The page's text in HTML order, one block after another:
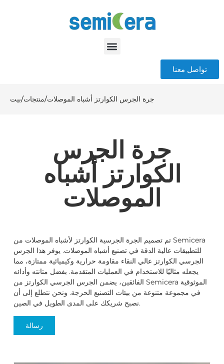
تواصل معنا
بيت/منتجات/جرة الجرس الكوارتز أشباه الموصلات
جرة الجرس
الكوارتز أشباه
الموصلات
تم تصميم الجرة الجرسية الكوارتز لأشباه الموصلات من Semicera
للتطبيقات عالية الدقة في تصنيع أشباه الموصلات. يوفر هذا الجرس
الجرسي الكوارتز عالي النقاء مقاومة حرارية وكيميائية ممتازة، مما
يجعله مثاليًا للاستخدام في العمليات المتقدمة. بفضل متانته وأدائه
الفائقين، يضمن الجرس الجرسي الكوارتز من Semicera الموثوقية
في مجموعة متنوعة من بيئات التصنيع الحرجة. ونحن نتطلع إلى أن
نصبح شريكك على المدى الطويل في الصين.
رسالة